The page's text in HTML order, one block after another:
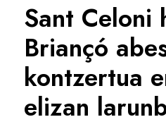
Sant Celoni
Briançó
kontzertua
elizan